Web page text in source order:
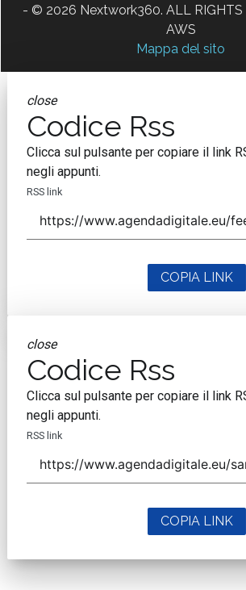
- © 2026 Nextwork360. ALL RIGHTS
AWS
Mappa del sito
close
Codice Rss
Clicca sul pulsante per copiare il link
negli appunti.
RSS link
COPIA LINK
close
Codice Rss
Clicca sul pulsante per copiare il link
negli appunti.
RSS link
COPIA LINK